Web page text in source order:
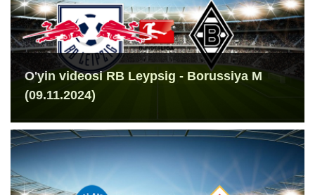
O'yin videosi RB Leypsig - Borussiya M
(09.11.2024)